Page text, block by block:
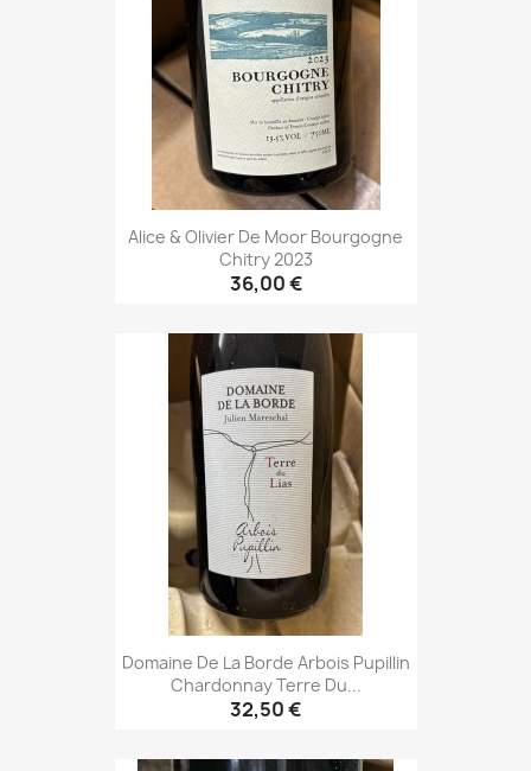
Alice & Olivier De Moor Bourgogne
Chitry 2023
36,00 €
Domaine De La Borde Arbois Pupillin
Chardonnay Terre Du...
32,50 €